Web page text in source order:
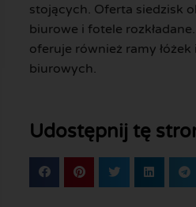
stojących. Oferta siedzisk
biurowe i fotele
oferuje również ramy
biurowych.
Udostępnij tę